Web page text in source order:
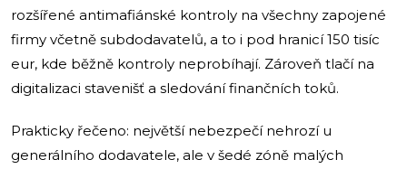
rozšířené antimafiánské kontroly na všechny zapojené
firmy včetně subdodavatelů, a to i pod hranicí 150 tisíc
eur, kde běžně kontroly neprobíhají. Zároveň tlačí na
digitalizaci stavenišť a sledování finančních toků.
Prakticky řečeno: největší nebezpečí nehrozí u
generálního dodavatele, ale v šedé zóně malých